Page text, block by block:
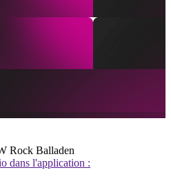
Rock Balladen
dans l'application :